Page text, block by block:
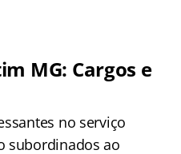
MG: Cargos e
no serviço
subordinados ao